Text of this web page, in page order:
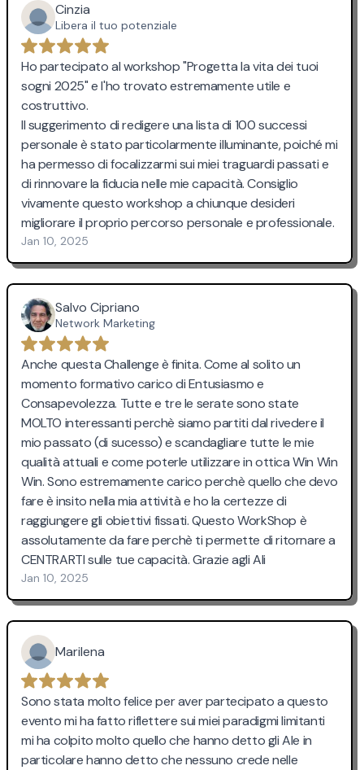
Cinzia
Libera il tuo potenziale
Ho partecipato al workshop "Progetta la vita dei tuoi
sogni 2025" e l'ho trovato estremamente utile e
costruttivo.
Il suggerimento di redigere una lista di 100 successi
personale è stato particolarmente illuminante, poiché mi
ha permesso di focalizzarmi sui miei traguardi passati e
di rinnovare la fiducia nelle mie capacità. Consiglio
vivamente questo workshop a chiunque desideri
migliorare il proprio percorso personale e professionale.
Jan 10, 2025
Salvo Cipriano
Network Marketing
Anche questa Challenge è finita. Come al solito un
momento formativo carico di Entusiasmo e
Consapevolezza. Tutte e tre le serate sono state
MOLTO interessanti perchè siamo partiti dal rivedere il
mio passato (di sucesso) e scandagliare tutte le mie
qualità attuali e come poterle utilizzare in ottica Win Win
Win. Sono estremamente carico perchè quello che devo
fare è insito nella mia attività e ho la certezze di
raggiungere gli obiettivi fissati. Questo WorkShop è
assolutamente da fare perchè ti permette di ritornare a
CENTRARTI sulle tue capacità. Grazie agli Ali
Jan 10, 2025
Marilena
Sono stata molto felice per aver partecipato a questo
evento mi ha fatto riflettere sui miei paradigmi limitanti
mi ha colpito molto quello che hanno detto gli Ale in
particolare hanno detto che nessuno crede nelle